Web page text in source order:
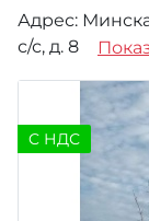
Адрес:
с/с, д. 8
C НДС